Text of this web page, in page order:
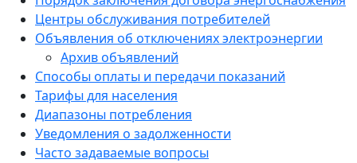
Центры обслуживания потребителей
Объявления об отключениях электроэнергии
Архив объявлений
Способы оплаты и передачи показаний
Тарифы для населения
Диапазоны потребления
Уведомления о задолженности
Часто задаваемые вопросы